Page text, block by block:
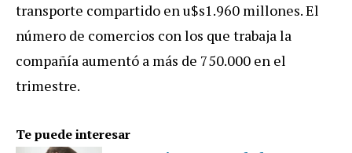
transporte compartido en u$s1.960 millones. El
número de comercios con los que trabaja la
compañía aumentó a más de 750.000 en el
trimestre.
Te puede interesar